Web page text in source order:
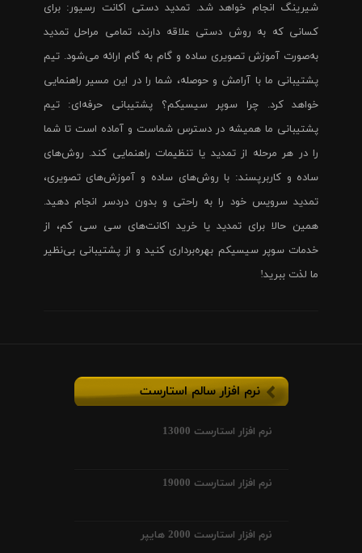
شیرینگ انجام خواهد شد. تمدید دستی اکانت رسیور: برای
کسانی که به روش دستی علاقه دارند، تمامی مراحل تمدید
به‌صورت آموزش تصویری ساده و گام به گام ارائه می‌شود. تیم
پشتیبانی ما با آرامش و حوصله، شما را در این مسیر راهنمایی
خواهد کرد. چرا سوپر سیسیکم؟ پشتیبانی حرفه‌ای: تیم
پشتیبانی ما همیشه در دسترس شماست و آماده است تا شما
را در هر مرحله از تمدید یا تنظیمات راهنمایی کند. روش‌های
ساده و کاربرپسند: با روش‌های ساده و آموزش‌های تصویری،
تمدید سرویس خود را به راحتی و بدون دردسر انجام دهید.
همین حالا برای تمدید یا خرید اکانت‌های سی سی کم، از
خدمات سوپر سیسیکم بهره‌برداری کنید و از پشتیبانی بی‌نظیر
ما لذت ببرید!
نرم افزار سالم استارست
نرم افزار استارست 13000
نرم افزار استارست 19000
نرم افزار استارست 2000 هایپر